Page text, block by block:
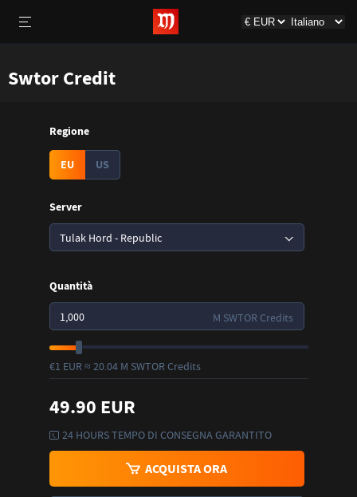
Swtor Credit
Regione
EU US
Server
Tulak Hord - Republic
Quantità
M SWTOR Credits
€1 EUR ≈ 20.04 M SWTOR Credits
49.90 EUR
24 HOURS TEMPO DI CONSEGNA GARANTITO
ACQUISTA ORA